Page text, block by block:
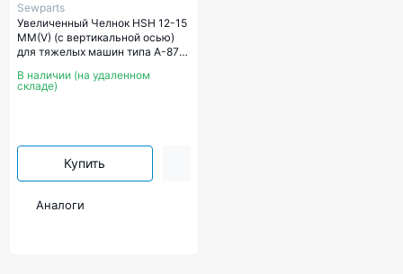
Sewparts
Увеличенный Челнок HSH 12-15
MM(V) (с вертикальной осью)
для тяжелых машин типа А-878
В наличии (на удаленном
складе)
Купить
Аналоги